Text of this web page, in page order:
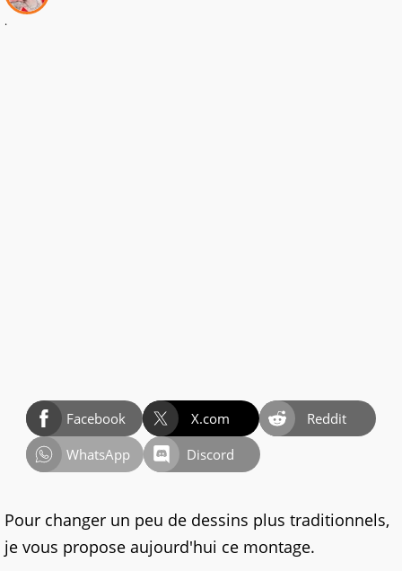
.
Facebook X.com
Reddit
WhatsApp
Discord
Pour changer un peu de dessins plus traditionnels,
je vous propose aujourd'hui ce montage.